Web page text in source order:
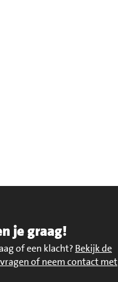
je graag!
of een klacht? Bekijk de
of neem contact met